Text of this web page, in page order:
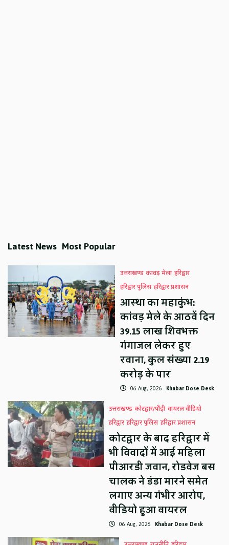
Latest News Most Popular
उत्तराखण्ड कावड़ मेला हरिद्वार
हरिद्वार पुलिस हरिद्वार प्रशासन
आस्था का महाकुंभ:
कांवड़ मेले के आठवें दिन
39.15 लाख शिवभक्त
गंगाजल लेकर हुए
रवाना, कुल संख्या 2.19
करोड़ के पार
06 Aug, 2026 Khabar Dose Desk
उत्तराखण्ड कोटद्वार/पौड़ी वायरल वीडियो
हरिद्वार हरिद्वार पुलिस हरिद्वार प्रशासन
कोटद्वार के बाद हरिद्वार में
भी विवादों में आई महिला
पीआरडी जवान, रोडवेज बस
चालक ने डंडा मारने समेत
लगाए अन्य गंभीर आरोप,
वीडियो हुआ वायरल
06 Aug, 2026 Khabar Dose Desk